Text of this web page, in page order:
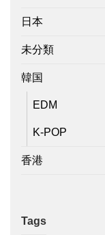
日本
未分類
韓国
EDM
K-POP
香港
Tags